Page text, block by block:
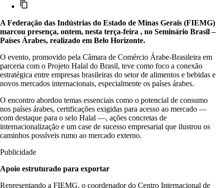
A Federação das Indústrias do Estado de Minas Gerais (FIEMG)
marcou presença, ontem, nesta terça-feira , no Seminário Brasil –
Países Árabes, realizado em Belo Horizonte.
O evento, promovido pela Câmara de Comércio Árabe-Brasileira em
parceria com o Projeto Halal do Brasil, teve como foco a conexão
estratégica entre empresas brasileiras do setor de alimentos e bebidas e
novos mercados internacionais, especialmente os países árabes.
O encontro abordou temas essenciais como o potencial de consumo
nos países árabes, certificações exigidas para acesso ao mercado —
com destaque para o selo Halal —, ações concretas de
internacionalização e um case de sucesso empresarial que ilustrou os
caminhos possíveis rumo ao mercado externo.
Publicidade
Apoio estruturado para exportar
Representando a FIEMG, o coordenador do Centro Internacional de